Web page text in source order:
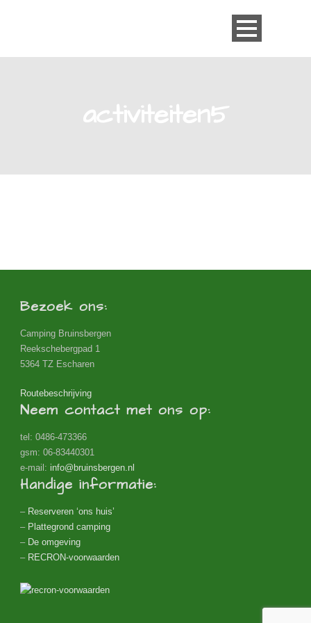
activiteiten5
Bezoek ons:
Camping Bruinsbergen
Reekschebergpad 1
5364 TZ Escharen
Routebeschrijving
Neem contact met ons op:
tel: 0486-473366
gsm: 06-83440301
e-mail: info@bruinsbergen.nl
Handige informatie:
– Reserveren ‘ons huis’
– Plattegrond camping
– De omgeving
– RECRON-voorwaarden